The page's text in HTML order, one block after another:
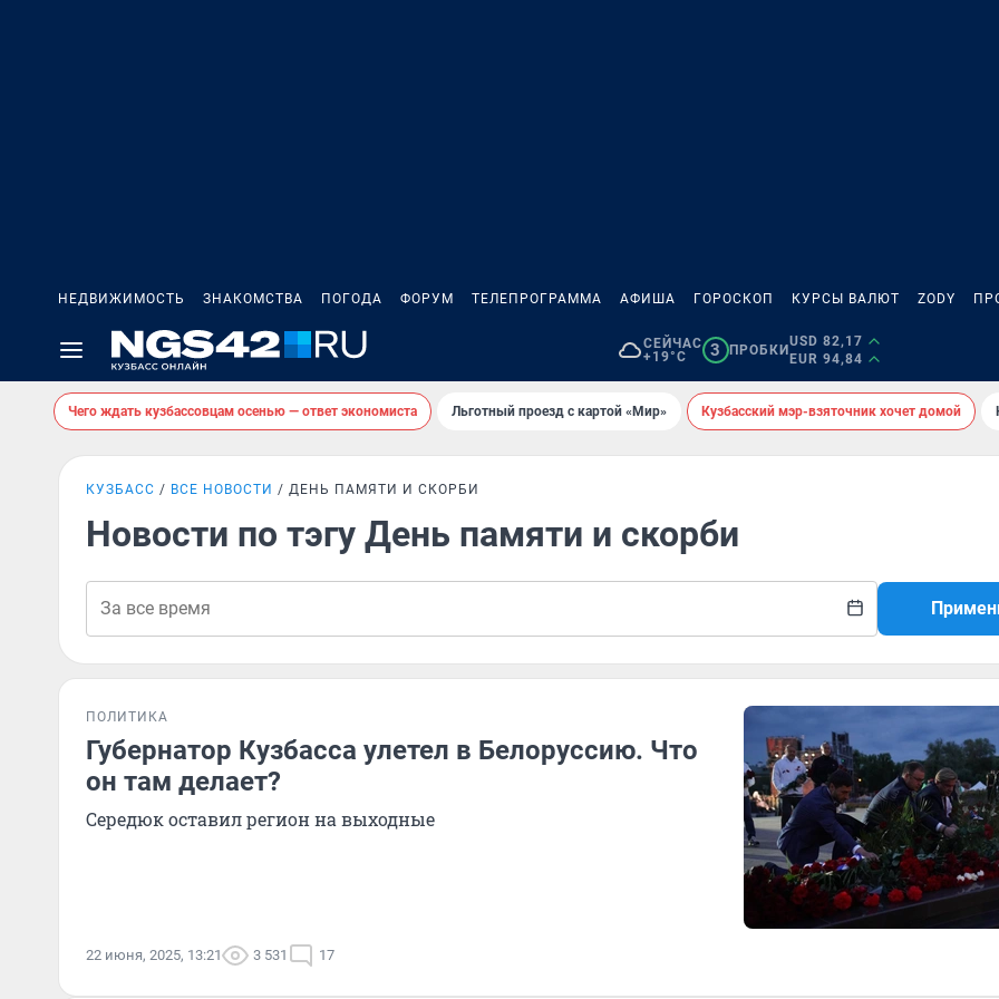
НЕДВИЖИМОСТЬ ЗНАКОМСТВА ПОГОДА ФОРУМ ТЕЛЕПРОГРАММА АФИША ГОРОСКОП КУРСЫ ВАЛЮТ ZODY
СЕЙЧАС
+19°C
3 ПРОБКИ
USD 82,17
EUR 94,84
Чего ждать кузбассовцам осенью — ответ экономиста Льготный проезд с картой «Мир» Кузбасский мэр-взяточник хочет домой
КУЗБАСС ВСЕ НОВОСТИ ДЕНЬ ПАМЯТИ И СКОРБИ
Новости по тэгу День памяти и скорби
ПОЛИТИКА
Губернатор Кузбасса улетел в Белоруссию. Что
он там делает?
Середюк оставил регион на выходные
22 июня, 2025, 13:21 3 531 17